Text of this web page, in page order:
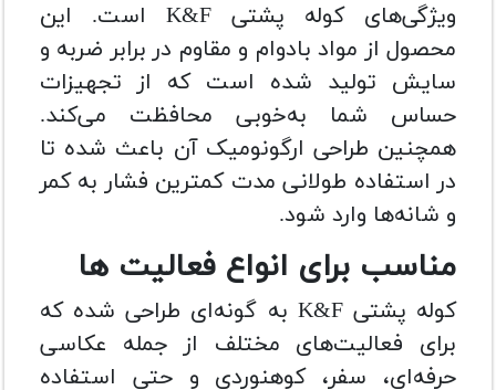
ویژگی‌های کوله پشتی K&F است. این
محصول از مواد بادوام و مقاوم در برابر ضربه و
سایش تولید شده است که از تجهیزات
حساس شما به‌خوبی محافظت می‌کند.
همچنین طراحی ارگونومیک آن باعث شده تا
در استفاده طولانی مدت کمترین فشار به کمر
و شانه‌ها وارد شود.
مناسب برای انواع فعالیت‌ ها
کوله پشتی K&F به گونه‌ای طراحی شده که
برای فعالیت‌های مختلف از جمله عکاسی
حرفه‌ای، سفر، کوهنوردی و حتی استفاده